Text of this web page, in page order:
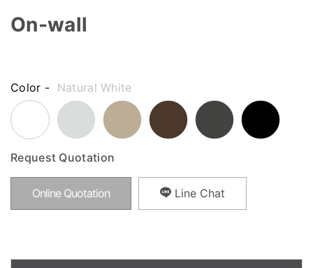
On-wall
Color - Natural White
Request Quotation
Online Quotation Line Chat